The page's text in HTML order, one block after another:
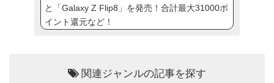
と「Galaxy Z Flip8」を発売！合計最大31000ポ
イント還元など！
関連ジャンルの記事を探す